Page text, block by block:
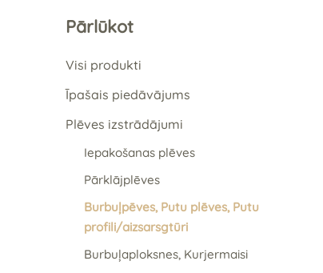
Pārlūkot
Visi produkti
Īpašais piedāvājums
Plēves izstrādājumi
Iepakošanas plēves
Pārklājplēves
Burbuļpēves, Putu plēves, Putu
profili/aizsarsgtūri
Burbuļaploksnes, Kurjermaisi